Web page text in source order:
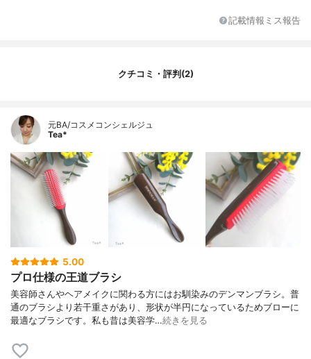
記載情報ミス報告
クチコミ・評判(2)
元BA/コスメコンシェルジュ
Tea*
5.00
プロ仕様の王道ブラシ
美容師さんやヘアメイクに関わる方にはお馴染みのデンマンブラシ。普
通のブラシより若干重さがあり、形状が半円になっているためブローに
最適なブラシです。私も昔は美容学…続きを見る